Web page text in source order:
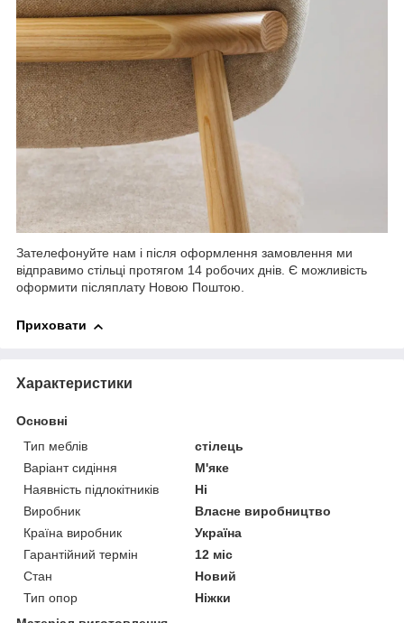
Зателефонуйте нам і після оформлення замовлення ми
відправимо стільці протягом 14 робочих днів. Є можливість
оформити післяплату Новою Поштою.
Приховати
Характеристики
Основні
Тип меблів
стілець
Варіант сидіння
М'яке
Наявність підлокітників
Ні
Виробник
Власне виробництво
Країна виробник
Україна
Гарантійний термін
12 міс
Стан
Новий
Тип опор
Ніжки